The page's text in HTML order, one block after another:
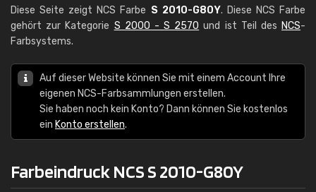
Diese Seite zeigt NCS Farbe S 2010-G80Y. Diese NCS Farbe
gehört zur Kategorie S 2000 - S 2570 und ist Teil des NCS-
Farbsystems.
Auf dieser Website können Sie mit einem Account Ihre
eigenen NCS-Farbsammlungen erstellen.
Sie haben noch kein Konto? Dann können Sie kostenlos
ein Konto erstellen.
Farbeindruck NCS S 2010-G80Y